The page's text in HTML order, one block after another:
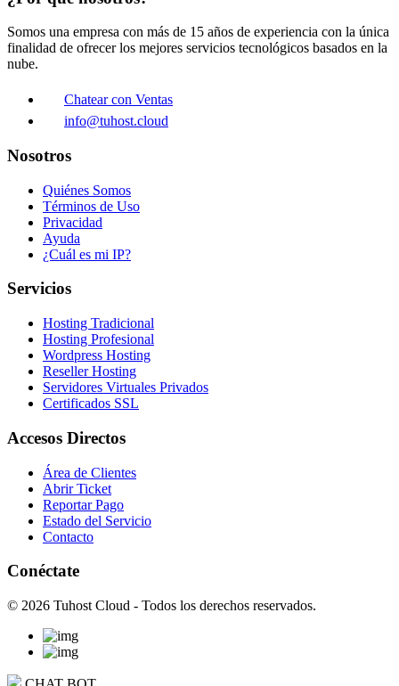
Somos una empresa con más de 15 años de experiencia con la única
finalidad de ofrecer los mejores servicios tecnológicos basados en la
nube.
Chatear con Ventas
info@tuhost.cloud
Nosotros
Quiénes Somos
Términos de Uso
Privacidad
Ayuda
¿Cuál es mi IP?
Servicios
Hosting Tradicional
Hosting Profesional
Wordpress Hosting
Reseller Hosting
Servidores Virtuales Privados
Certificados SSL
Accesos Directos
Área de Clientes
Abrir Ticket
Reportar Pago
Estado del Servicio
Contacto
Conéctate
© 2026 Tuhost Cloud - Todos los derechos reservados.